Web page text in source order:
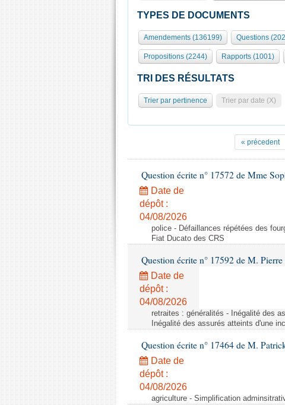
TYPES DE DOCUMENTS
Amendements (136199) Questions
Propositions (2244) Rapports (1001)
TRI DES RÉSULTATS
Trier par pertinence Trier par date (X)
« précedent
Question écrite n° 17572 de Mme
Date de
dépôt :
04/08/2026
police - Défaillances répétées des
Fiat Ducato des CRS
Question écrite n° 17592 de M.
Date de
dépôt :
04/08/2026
retraites : généralités - Inégalité des
Inégalité des assurés atteints d'une
Question écrite n° 17464 de M.
Date de
dépôt :
04/08/2026
agriculture - Simplification